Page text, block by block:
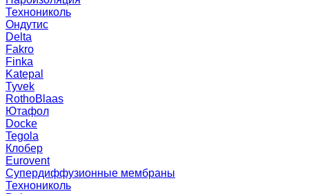
Технониколь
Ондутис
Delta
Fakro
Finka
Katepal
Tyvek
RothoBlaas
Ютафол
Docke
Tegola
Клобер
Eurovent
Супердиффузионные мембраны
Технониколь